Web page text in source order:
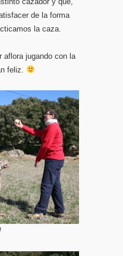
de la forma
la caza.
aflora jugando con la
feliz.